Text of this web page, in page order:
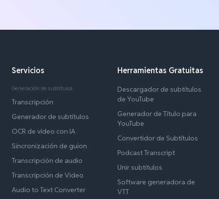
Servicios
Generación de subtítulos
Transcripción
Generador de subtítulos
OCR de vídeo con IA
Sincronización de guion
Transcripción de audio
Transcripción de Video
Audio to Text Converter
Herramientas Gratuitas
Descargador de subtítulos
de YouTube
Generador de Título para
YouTube
Convertidor de Subtítulos
Podcast Transcript
Unir subtítulos
Software generadora de
VTT